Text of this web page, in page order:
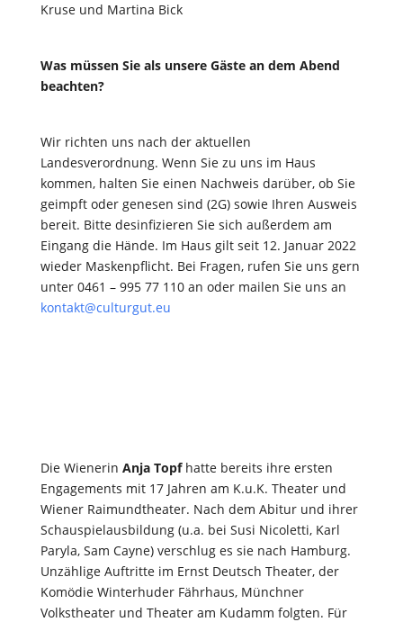
Kruse und Martina Bick
Was müssen Sie als unsere Gäste an dem Abend
beachten?
Wir richten uns nach der aktuellen
Landesverordnung. Wenn Sie zu uns im Haus
kommen, halten Sie einen Nachweis darüber, ob Sie
geimpft oder genesen sind (2G) sowie Ihren Ausweis
bereit. Bitte desinfizieren Sie sich außerdem am
Eingang die Hände. Im Haus gilt seit 12. Januar 2022
wieder Maskenpflicht. Bei Fragen, rufen Sie uns gern
unter 0461 – 995 77 110 an oder mailen Sie uns an
kontakt@culturgut.eu
Die Wienerin Anja Topfhatte bereits ihre ersten
Engagements mit 17 Jahren am K.u.K. Theater und
Wiener Raimundtheater. Nach dem Abitur und ihrer
Schauspielausbildung (u.a. bei Susi Nicoletti, Karl
Paryla, Sam Cayne) verschlug es sie nach Hamburg.
Unzählige Auftritte im Ernst Deutsch Theater, der
Komödie Winterhuder Fährhaus, Münchner
Volkstheater und Theater am Kudamm folgten. Für